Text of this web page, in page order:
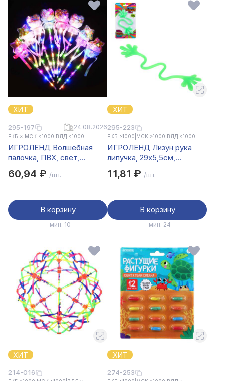
ХИТ
295-197 24.08.2026
ЕКБ × МСК <1000 ВЛД <1000
ИГРОЛЕНД Волшебная
палочка, ПВХ, свет,
60,94 ₽ /шт.
В корзину
мин. 10
ХИТ
295-223
ЕКБ >1000 МСК >1000 ВЛД <1000
ИГРОЛЕНД Лизун рука
липучка, 29х5,5см,
11,81 ₽ /шт.
В корзину
мин. 24
ХИТ
214-016
ХИТ
274-253